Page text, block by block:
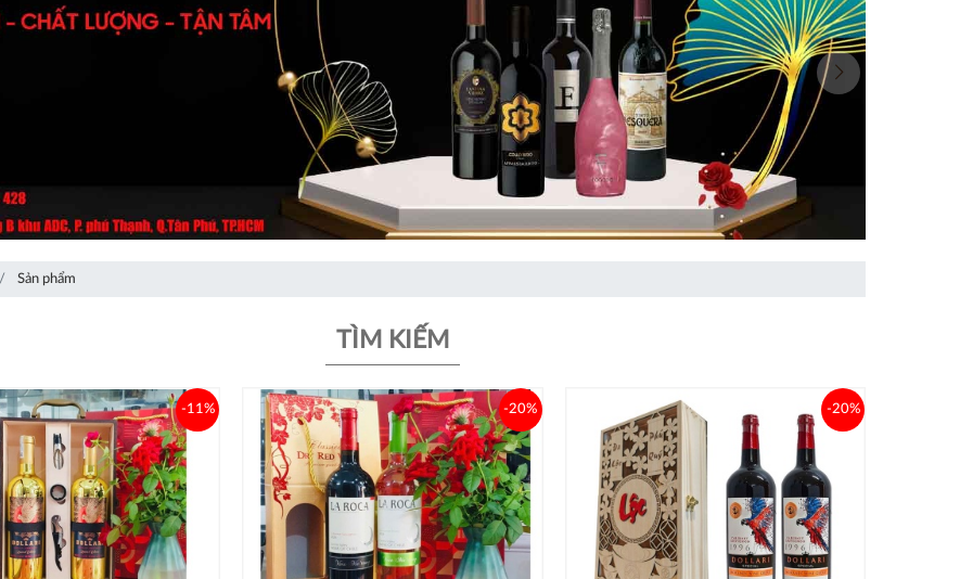
Sản phẩm
TÌM KIẾM
-11% -20% -20%